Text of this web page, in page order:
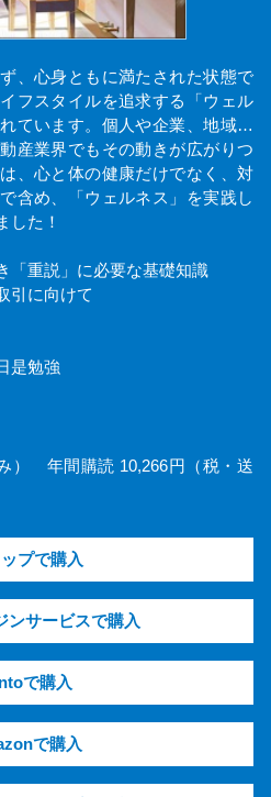
、心身ともに満たされた状態で
フスタイルを追求する「ウェル
ています。個人や企業、地域…
産業界でもその動きが広がりつ
、心と体の健康だけでなく、対
含め、「ウェルネス」を実践し
した！
「重説」に必要な基礎知識
引に向けて
是勉強
） 年間購読 10,266円（税・送
プで購入
ンサービスで購入
で購入
で購入